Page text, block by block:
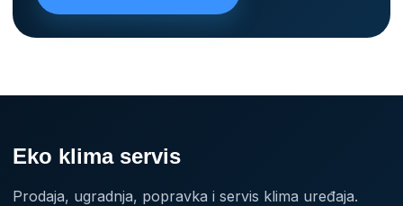
Eko klima servis
Prodaja, ugradnja, popravka i servis klima uređaja.